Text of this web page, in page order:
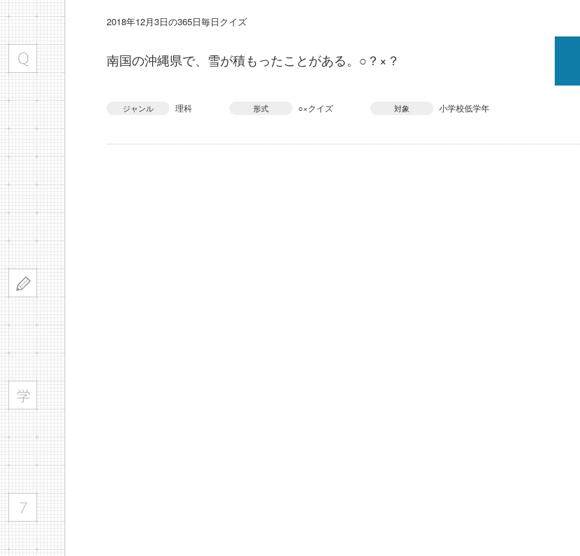
2018年12月3日の365日毎日クイズ
南国の沖縄県で、雪が積もったことがある。○？×？
ジャンル 理科 形式 ○×クイズ 対象 小学校低学年